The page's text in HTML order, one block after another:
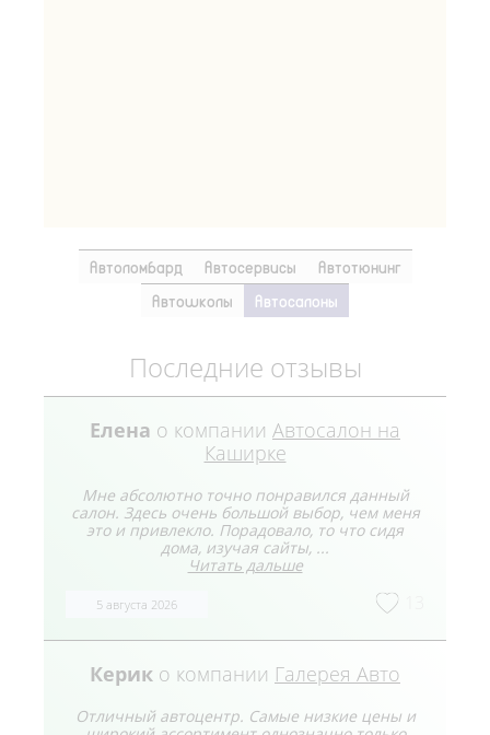
Автоломбард Автосервисы
Автотюнинг
Автошколы
Автосалоны
Последние отзывы
Елена о компании Автосалон на
Каширке
Мне абсолютно точно понравился данный
салон. Здесь очень большой выбор, чем меня
это и привлекло. Порадовало, то что сидя
дома, изучая сайты, ...
Читать дальше
5 августа 2026
Керик о компании Галерея Авто
Отличный автоцентр. Самые низкие цены и